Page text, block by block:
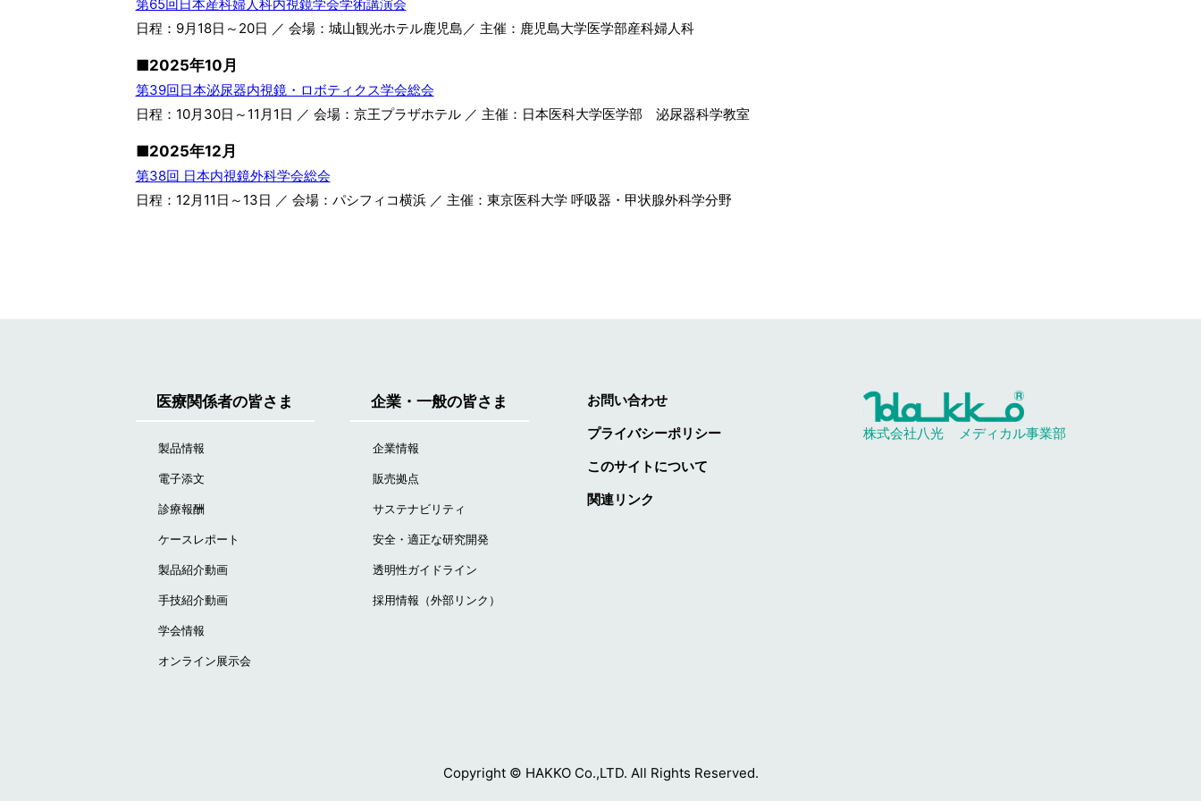
第65回日本産科婦人科内視鏡学会学術講演会
日程：9月18日～20日 ／ 会場：城山観光ホテル鹿児島／ 主催：鹿児島大学医学部産科婦人科
■2025年10月
第39回日本泌尿器内視鏡・ロボティクス学会総会
日程：10月30日～11月1日 ／ 会場：京王プラザホテル ／ 主催：日本医科大学医学部 泌尿器科学教室
■2025年12月
第38回 日本内視鏡外科学会総会
日程：12月11日～13日 ／ 会場：パシフィコ横浜 ／ 主催：東京医科大学 呼吸器・甲状腺外科学分野
医療関係者の皆さま
製品情報
電子添文
診療報酬
ケースレポート
製品紹介動画
手技紹介動画
学会情報
オンライン展示会
企業・一般の皆さま
企業情報
販売拠点
サステナビリティ
安全・適正な研究開発
透明性ガイドライン
採用情報（外部リンク）
お問い合わせ
プライバシーポリシー
このサイトについて
関連リンク
株式会社八光 メディカル事業部
Copyright © HAKKO Co.,LTD. All Rights Reserved.